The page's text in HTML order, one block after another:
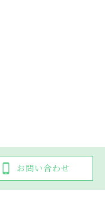
All rights reserved.
お問い合わせ